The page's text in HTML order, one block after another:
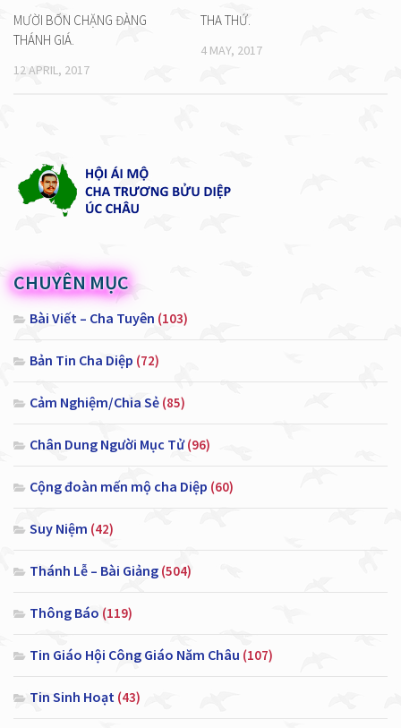
MƯỜI BỐN CHẶNG ĐÀNG
THÁNH GIÁ.
12 APRIL, 2017
THA THỨ.
4 MAY, 2017
CHUYÊN MỤC
Bài Viết – Cha Tuyên (103)
Bản Tin Cha Diệp (72)
Cảm Nghiệm/Chia Sẻ (85)
Chân Dung Người Mục Tử(96)
Cộng đoàn mến mộ cha Diệp (60)
Suy Niệm (42)
Thánh Lễ – Bài Giảng (504)
Thông Báo (119)
Tin Giáo Hội Công Giáo Năm Châu (107)
Tin Sinh Hoạt (43)